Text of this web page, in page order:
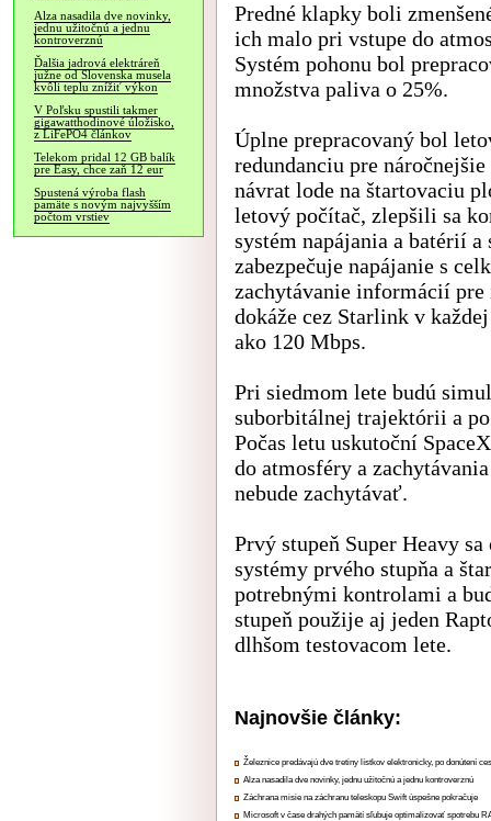
Alza nasadila dve novinky,
jednu užitočnú a jednu
kontroverznú
Ďalšia jadrová elektráreň
južne od Slovenska musela
kvôli teplu znížiť výkon
V Poľsku spustili takmer
gigawatthodinové úložisko,
z LiFePO4 článkov
Telekom pridal 12 GB balík
pre Easy, chce zaň 12 eur
Spustená výroba flash
pamäte s novým najvyšším
počtom vrstiev
Predné klapky boli
ich malo pri vstupe do
Systém pohonu bol
množstva paliva o 25%.
Úplne prepracovaný bol
redundanciu pre
návrat lode na štartovaciu
letový počítač, zlepšili sa
systém napájania a batérií
zabezpečuje napájanie s
zachytávanie informácií
dokáže cez Starlink v
ako 120 Mbps.
Pri siedmom lete budú
suborbitálnej trajektórii a
Počas letu uskutoční
do atmosféry a
nebude zachytávať.
Prvý stupeň Super Heavy
systémy prvého stupňa a
potrebnými kontrolami a
stupeň použije aj jeden
dlhšom testovacom lete.
Najnovšie články:
Železnice predávajú dve tretiny lístkov elektronicky, po donútení
Alza nasadila dve novinky, jednu užitočnú a jednu kontroverznú
Záchrana misie na záchranu teleskopu Swift úspešne pokračuje
Microsoft v čase drahých pamätí sľubuje optimalizovať spotrebu